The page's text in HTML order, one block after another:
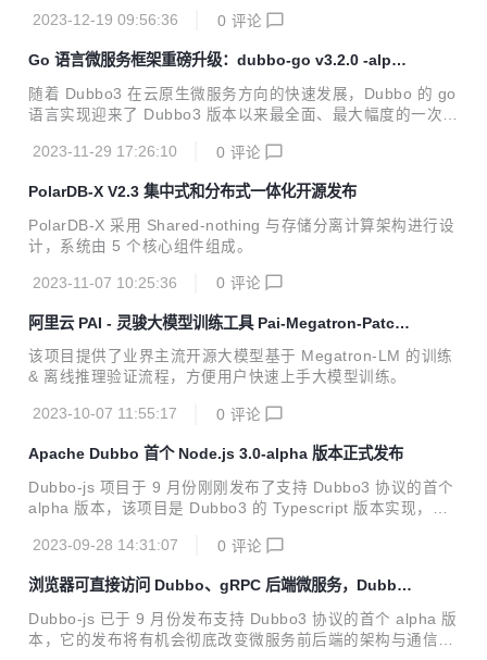
2023-12-19 09:56:36
0 评论
Go 语言微服务框架重磅升级：dubbo-go v3.2.0 -alpha
版本预览
随着 Dubbo3 在云原生微服务方向的快速发展，Dubbo 的 go
语言实现迎来了 Dubbo3 版本以来最全面、最大幅度的一次升
测能力等。总的来说，新版本的 dubbo-go：
2023-11-29 17:26:10 0 评论
PolarDB-X V2.3 集中式和分布式一体化开源发布
PolarDB-X 采用 Shared-nothing 与存储分离计算架构进行设
计，系统由 5 个核心组件组成。
2023-11-07 10:25:36 0 评论
阿里云 PAI - 灵骏大模型训练工具 Pai-Megatron-Patch
正式开源
该项目提供了业界主流开源大模型基于 Megatron-LM 的训练
& 离线推理验证流程，方便用户快速上手大模型训练。
2023-10-07 11:55:17 0 评论
Apache Dubbo 首个 Node.js 3.0-alpha 版本正式发布
Dubbo-js 项目于 9 月份刚刚发布了支持 Dubbo3 协议的首个
alpha 版本，该项目是 Dubbo3 的 Typescript 版本实现，提
2023-09-28 14:31:07
0 评论
浏览器可直接访问 Dubbo、gRPC 后端微服务，Dubbo-
js 首个 alpha 版本来了！
Dubbo-js 已于 9 月份发布支持 Dubbo3 协议的首个 alpha 版
本，它的发布将有机会彻底改变微服务前后端的架构与通信模